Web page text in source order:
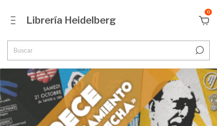
Librería Heidelberg
0